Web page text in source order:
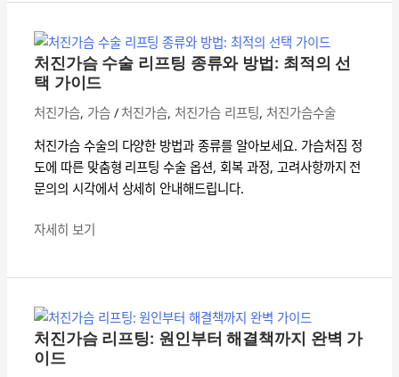
슴
단
계
아
보
기
처진가슴 수술 리프팅 종류와 방법: 최적의 선
택 가이드
처진가슴, 가슴/ 처진가슴, 처진가슴 리프팅, 처진가슴수술
처진가슴 수술의 다양한 방법과 종류를 알아보세요. 가슴처짐 정
도에 따른 맞춤형 리프팅 수술 옵션, 회복 과정, 고려사항까지 전
문의의 시각에서 상세히 안내해드립니다.
진
가
슴
술
리
프
팅
류
최
적
의
자세히 보기
처진가슴 리프팅: 원인부터 해결책까지 완벽 가
이드
진
가
슴